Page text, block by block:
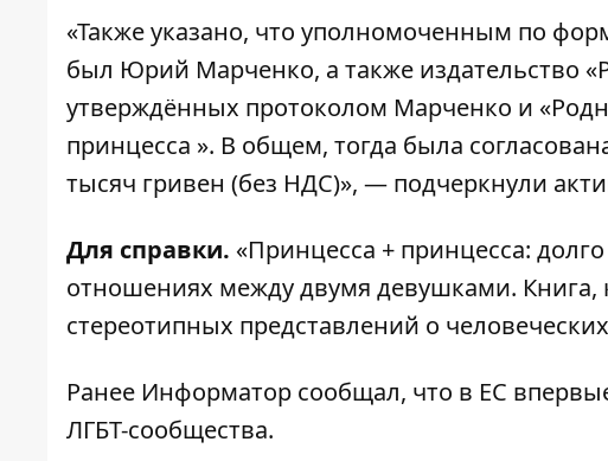
«Также указано, что уполномоченным по
был Юрий Марченко, а также издательство
утверждённых протоколом Марченко и
принцесса ». В общем, тогда была
тысяч гривен (без НДС)», — подчеркнули
Для справки. «Принцесса + принцесса:
отношениях между двумя девушками. Книга,
стереотипных представлений о
Ранее Информатор сообщал, что в ЕС
ЛГБТ-сообщества.